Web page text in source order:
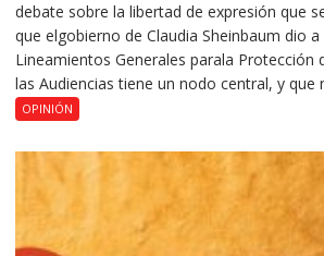
debate sobre la libertad de expresión que
que elgobierno de Claudia Sheinbaum dio
Lineamientos Generales parala Protección
las Audiencias tiene un nodo central, y que
OPINIÓN